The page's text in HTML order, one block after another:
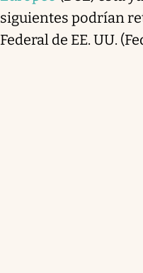
siguientes podrían
Federal de EE. UU.